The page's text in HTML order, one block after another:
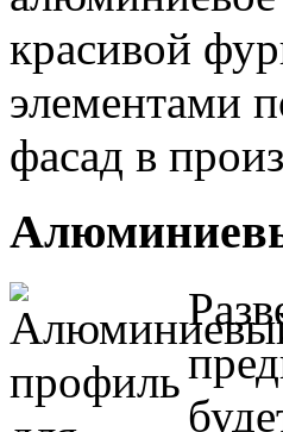
красивой
элементами
фасад в